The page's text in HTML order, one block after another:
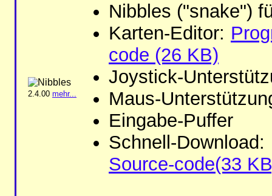
2.4.00 mehr...
Nib­bles ("snake")
Kar­ten-Edi­tor:
co­de (26 KB)
Joy­stick-
Maus-
Ein­ga­be-Puf­fer
Schnell-
Sour­ce-co­de(33